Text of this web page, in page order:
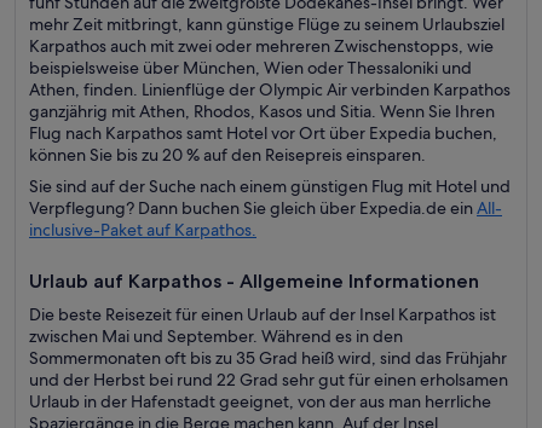
mehr Zeit mitbringt, kann günstige Flüge zu seinem Urlaubsziel
Karpathos auch mit zwei oder mehreren Zwischenstopps, wie
beispielsweise über München, Wien oder Thessaloniki und
Athen, finden. Linienflüge der Olympic Air verbinden Karpathos
ganzjährig mit Athen, Rhodos, Kasos und Sitia. Wenn Sie Ihren
Flug nach Karpathos samt Hotel vor Ort über Expedia buchen,
können Sie bis zu 20 % auf den Reisepreis einsparen.
Sie sind auf der Suche nach einem günstigen Flug mit Hotel und
Verpflegung? Dann buchen Sie gleich über Expedia.de einAll-
inclusive-Paket auf Karpathos.
Urlaub auf Karpathos - Allgemeine Informationen
Die beste Reisezeit für einen Urlaub auf der Insel Karpathos ist
zwischen Mai und September. Während es in den
Sommermonaten oft bis zu 35 Grad heiß wird, sind das Frühjahr
und der Herbst bei rund 22 Grad sehr gut für einen erholsamen
Urlaub in der Hafenstadt geeignet, von der aus man herrliche
Spaziergänge in die Berge machen kann. Auf der Insel